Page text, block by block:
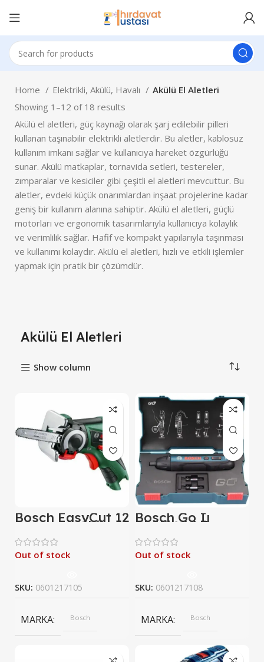
Home Elektrikli, Akülü, Havalı
Akülü El Aletleri
Showing 1–12 of 18 results
Akülü el aletleri, güç kaynağı olarak şarj edilebilir pilleri
kullanan taşınabilir elektrikli aletlerdir. Bu aletler, kablosuz
kullanım imkanı sağlar ve kullanıcıya hareket özgürlüğü
sunar. Akülü matkaplar, tornavida setleri, testereler,
zımparalar ve kesiciler gibi çeşitli el aletleri mevcuttur. Bu
aletler, evdeki küçük onarımlardan inşaat projelerine kadar
geniş bir kullanım alanına sahiptir. Akülü el aletleri, güçlü
motorları ve ergonomik tasarımlarıyla kullanıcıya kolaylık
ve verimlilik sağlar. Hafif ve kompakt yapılarıyla taşınması
ve kullanımı kolaydır. Akülü el aletleri, hızlı ve etkili işlemler
yapmak için pratik bir çözümdür.
Akülü El Aletleri
Show column
Bosch EasyCut 12
Baretool (Akü ve
Şarj Cihazı Dahil
Değil) Akülü
NanoBlade Teste
Out of stock
SKU: 0601217105
MARKA Bosch
Bosch Go Iı
Akülü Vidalama
Out of stock
SKU: 0601217108
MARKA Bosch